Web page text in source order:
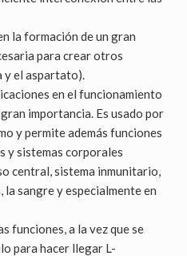
la formación de un gran
para crear otros
y el aspartato).
en el funcionamiento
importancia. Es usado por
y permite además funciones
y sistemas corporales
central, sistema inmunitario,
sangre y especialmente en
funciones, a la vez que se
para hacer llegar L-